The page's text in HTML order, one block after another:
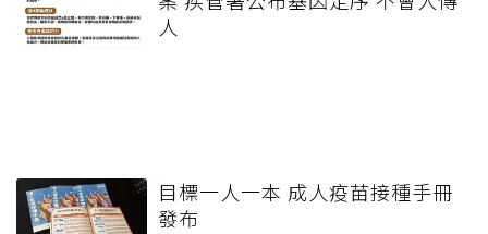
人
目標一人一本 成人疫苗接種手冊
發布